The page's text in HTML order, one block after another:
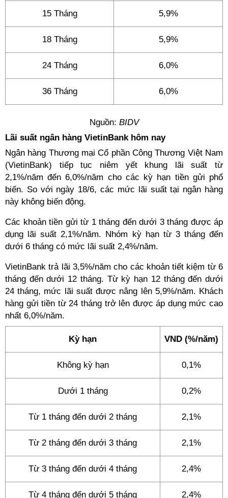
15 Tháng 5,9%
18 Tháng 5,9%
24 Tháng 6,0%
36 Tháng 6,0%
Nguồn: BIDV
Lãi suất ngân hàng VietinBank hôm nay
Ngân hàng Thương mại Cổ phần Công Thương Việt Nam
(VietinBank) tiếp tục niêm yết khung lãi suất từ
2,1%/năm đến 6,0%/năm cho các kỳ hạn tiền gửi phổ
biến. So với ngày 18/6, các mức lãi suất tại ngân hàng
này không biến động.
Các khoản tiền gửi từ 1 tháng đến dưới 3 tháng được áp
dụng lãi suất 2,1%/năm. Nhóm kỳ hạn từ 3 tháng đến
dưới 6 tháng có mức lãi suất 2,4%/năm.
VietinBank trả lãi 3,5%/năm cho các khoản tiết kiệm từ 6
tháng đến dưới 12 tháng. Từ kỳ hạn 12 tháng đến dưới
24 tháng, mức lãi suất được nâng lên 5,9%/năm. Khách
hàng gửi tiền từ 24 tháng trở lên được áp dụng mức cao
nhất 6,0%/năm.
Kỳ hạn VND (%/năm)
Không kỳ hạn 0,1%
Dưới 1 tháng 0,2%
Từ 1 tháng đến dưới 2 tháng 2,1%
Từ 2 tháng đến dưới 3 tháng 2,1%
Từ 3 tháng đến dưới 4 tháng 2,4%
Từ 4 tháng đến dưới 5 tháng 2,4%